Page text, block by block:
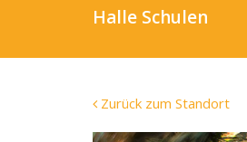
Halle Schulen
Zurück zum Standort